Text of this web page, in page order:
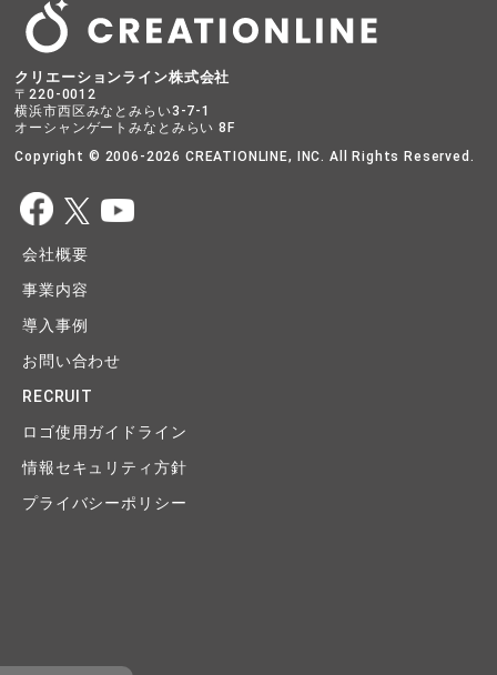
クリエーションライン株式会社
〒220-0012
横浜市西区みなとみらい3-7-1
オーシャンゲートみなとみらい 8F
Copyright © 2006-2026 CREATIONLINE, INC. All Rights Reserved.
会社概要
事業内容
導入事例
お問い合わせ
RECRUIT
ロゴ使用ガイドライン
情報セキュリティ方針
プライバシーポリシー